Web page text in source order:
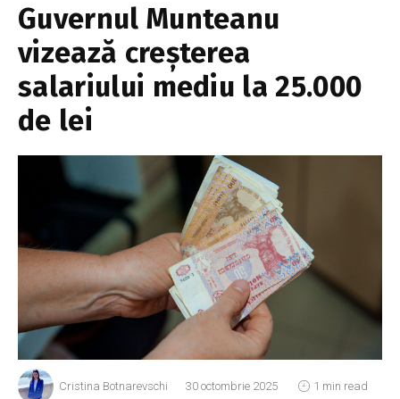
Guvernul Munteanu
vizează creșterea
salariului mediu la 25.000
de lei
Cristina Botnarevschi 30 octombrie 2025 1 min read